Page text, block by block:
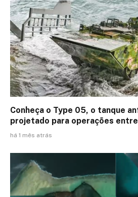
Conheça o Type 05, o tanque
projetado para operações
há 1 mês atrás